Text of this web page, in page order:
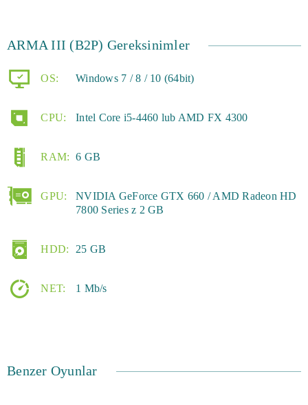
ARMA III (B2P) Gereksinimler
OS: Windows 7 / 8 / 10 (64bit)
CPU: Intel Core i5-4460 lub AMD FX 4300
RAM: 6 GB
GPU:
NVIDIA GeForce GTX 660 / AMD Radeon HD
7800 Series z 2 GB
HDD: 25 GB
NET: 1 Mb/s
Benzer Oyunlar